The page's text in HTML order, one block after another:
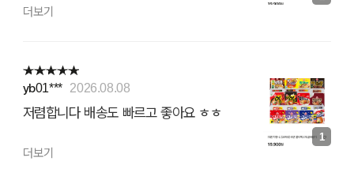
더보기
yb01*** 2026.08.08
저렴합니다 배송도 빠르고 좋아요 ㅎㅎ
더보기
1